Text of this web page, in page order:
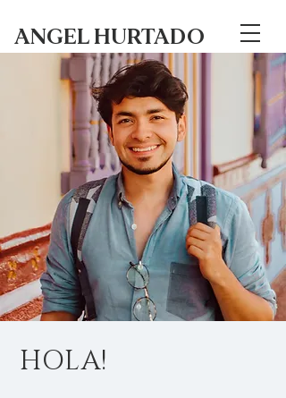
ANGEL HURTADO
HOLA!